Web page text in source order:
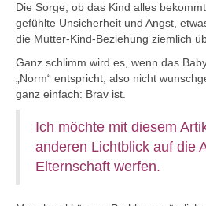
Die Sorge, ob das Kind alles
gefühlte Unsicherheit und Angst,
die Mutter-Kind-Beziehung ziemlich
Ganz schlimm wird es, wenn das
„Norm“ entspricht, also nicht
ganz einfach: Brav ist.
Ich möchte mit diesem
anderen Lichtblick auf die
Elternschaft werfen.